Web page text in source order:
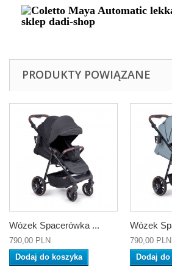
PRODUKTY POWIĄZANE
Wózek Spacerówka ...
790,00 PLN
Dodaj do koszyka
Wózek
790,00 PLN
Dodaj